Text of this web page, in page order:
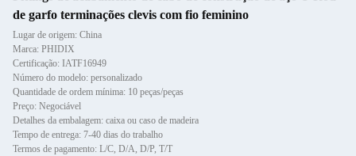
de garfo terminações clevis com fio feminino
Lugar de origem: China
Marca: PHIDIX
Certificação: IATF16949
Número do modelo: personalizado
Quantidade de ordem mínima: 10 peças/peças
Preço: Negociável
Detalhes da embalagem: caixa ou caso de madeira
Tempo de entrega: 7-40 dias do trabalho
Termos de pagamento: L/C, D/A, D/P, T/T